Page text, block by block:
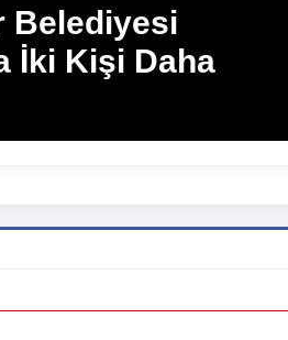
Belediyesi
İki Kişi Daha